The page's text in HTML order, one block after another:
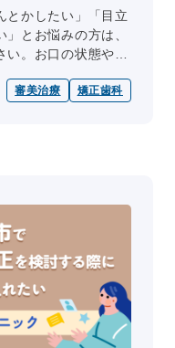
とかしたい」「目立
とお悩みの方は、
。お口の状態や予
えるでし...
審美治療 矯正歯科